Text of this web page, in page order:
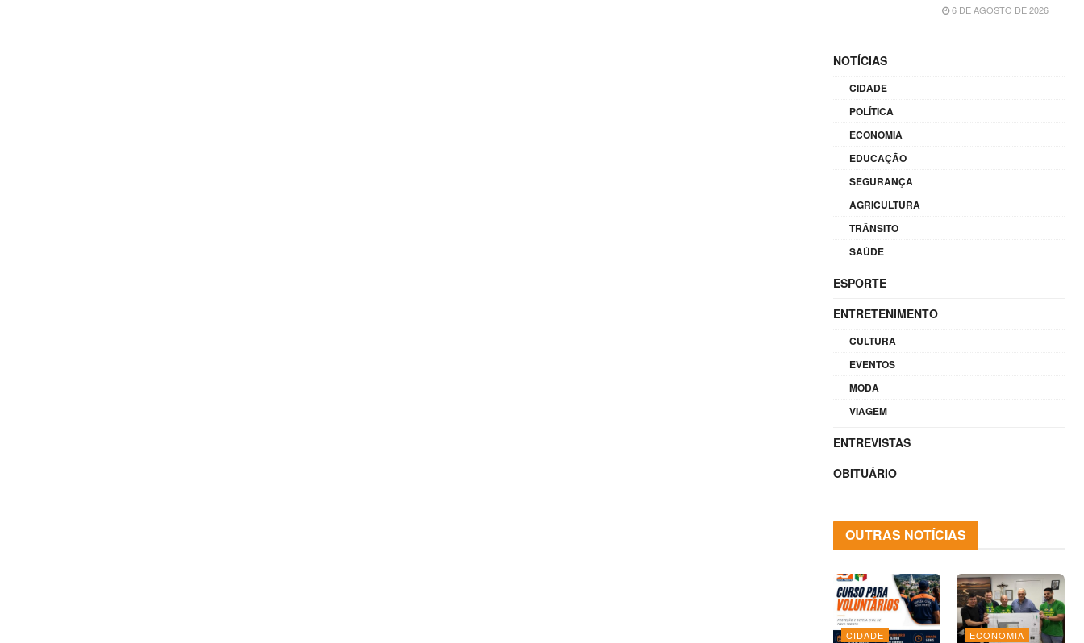
6 DE AGOSTO DE 2026
NOTÍCIAS
CIDADE
POLÍTICA
ECONOMIA
EDUCAÇÃO
SEGURANÇA
AGRICULTURA
TRÂNSITO
SAÚDE
ESPORTE
ENTRETENIMENTO
CULTURA
EVENTOS
MODA
VIAGEM
ENTREVISTAS
OBITUÁRIO
OUTRAS NOTÍCIAS
CIDADE ECONOMIA